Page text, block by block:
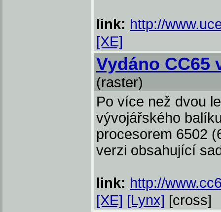
link: http://
[XE]
Vydáno CC65
(raster)
Po více než dvou
vývojářského
procesorem 6502
verzi obsahující
link: http://
[XE] [Lynx] [cross]